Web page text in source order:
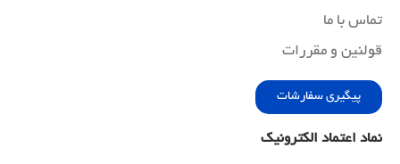
تماس با ما
قولنین و مقررات
پیگیری سفارشات
نماد اعتماد الکترونیک